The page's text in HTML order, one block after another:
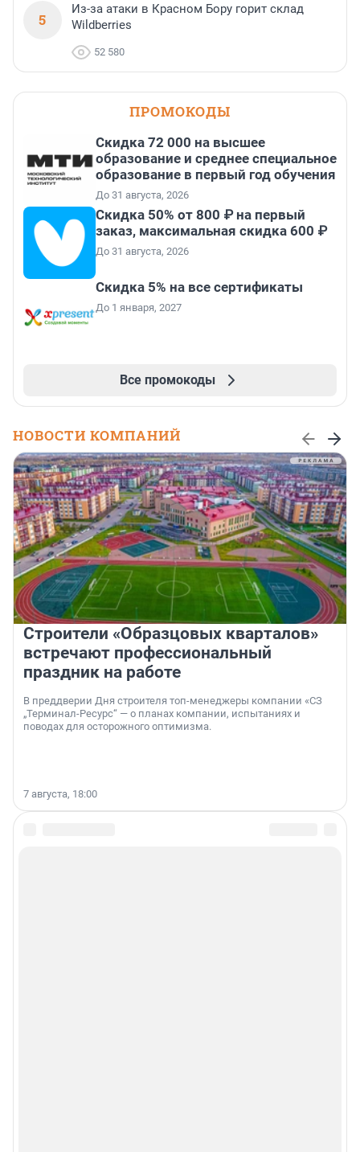
5
Из-за атаки в Красном Бору горит склад
Wildberries
52 580
ПРОМОКОДЫ
Скидка 72 000 на высшее
образование и среднее специальное
образование в первый год обучения
До 31 августа, 2026
Скидка 50% от 800 ₽ на первый
заказ, максимальная скидка 600 ₽
До 31 августа, 2026
Скидка 5% на все сертификаты
До 1 января, 2027
Все промокоды
НОВОСТИ КОМПАНИЙ
Строители «Образцовых кварталов»
встречают профессиональный
праздник на работе
В преддверии Дня строителя топ-менеджеры компании «СЗ
„Терминал-Ресурс“ — о планах компании, испытаниях и
поводах для осторожного оптимизма.
7 августа, 18:00